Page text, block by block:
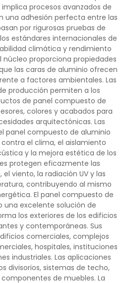
procesos avanzados de
una adhesión perfecta entre las
por rigurosas pruebas de
estándares internacionales de
climática y rendimiento
núcleo proporciona propiedades
las caras de aluminio ofrecen
a factores ambientales. Las
producción permiten a los
de panel compuesto de
colores y acabados para
arquitectónicas. Las
panel compuesto de aluminio
el clima, el aislamiento
y la mejora estética de los
protegen eficazmente las
viento, la radiación UV y las
contribuyendo al mismo
El panel compuesto de
una excelente solución de
los exteriores de los edificios
y contemporáneas. Sus
comerciales, complejos
hospitales, instituciones
industriales. Las aplicaciones
divisorios, sistemas de techo,
de muebles. La